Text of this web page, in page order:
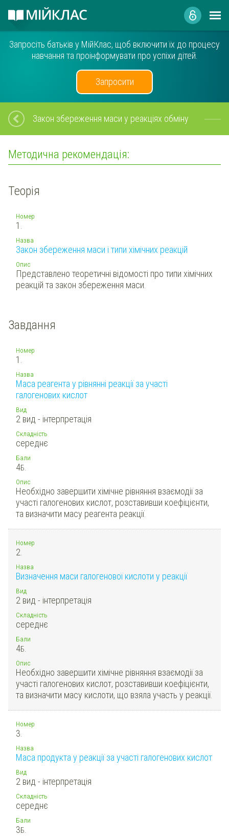
Запросіть батьків у МійКлас, щоб включити їх до процесу
навчання та проінформувати про успіхи дітей.
Запросити
Закон збереження маси у реакціях обміну
Методична рекомендація:
Теорія
Номер
1.
Назва
Закон збереження маси і типи хімічних реакцій
Опис
Представлено теоретичні відомості про типи хімічних
реакцій та закон збереження маси.
Завдання
Номер
1.
Назва
Маса реагента у рівнянні реакції за участі
галогенових кислот
Вид
2 вид - інтерпретація
Складність
середнє
Бали
4Б.
Опис
Необхідно завершити хімічне рівняння взаємодії за
участі галогенових кислот, розставивши коефіцієнти,
та визначити масу реагента реакції.
Номер
2.
Назва
Визначення маси галогенової кислоти у реакції
Вид
2 вид - інтерпретація
Складність
середнє
Бали
4Б.
Опис
Необхідно завершити хімічне рівняння взаємодії за
участі галогенових кислот, розставивши коефіцієнти,
та визначити масу кислоти, що взяла участь у реакції.
Номер
3.
Назва
Маса продукта у реакції за участі галогенових кислот
Вид
2 вид - інтерпретація
Складність
середнє
Бали
3Б.